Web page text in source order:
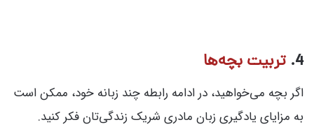
4. تربیت بچه‌ها
اگر بچه می‌خواهید، در ادامه رابطه چند زبانه خود، ممکن است
به مزایای یادگیری زبان مادری شریک زندگی‌تان فکر کنید.